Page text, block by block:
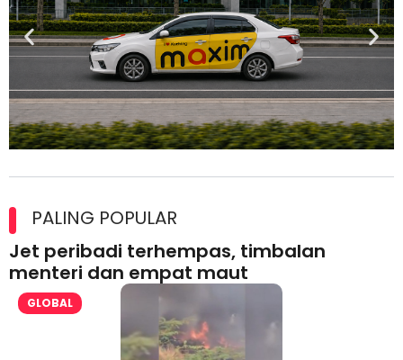
lesen separuh pertama 2026
PALING POPULAR
Jet peribadi terhempas, timbalan
menteri dan empat maut
GLOBAL